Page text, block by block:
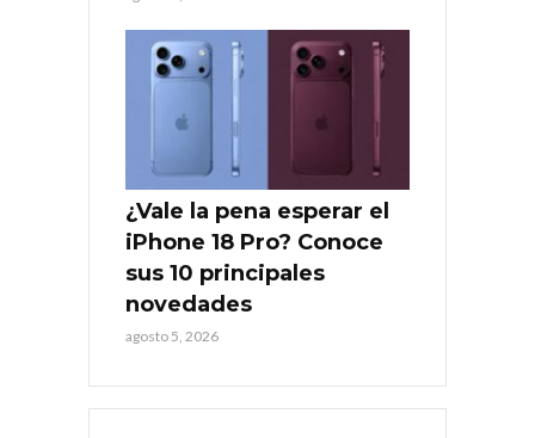
¿Vale la pena esperar el
iPhone 18 Pro? Conoce
sus 10 principales
novedades
agosto 5, 2026